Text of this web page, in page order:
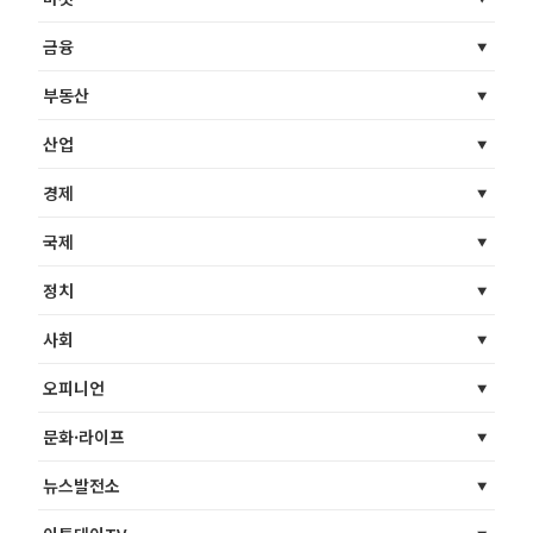
금융
부동산
산업
경제
국제
정치
사회
오피니언
문화·라이프
뉴스발전소